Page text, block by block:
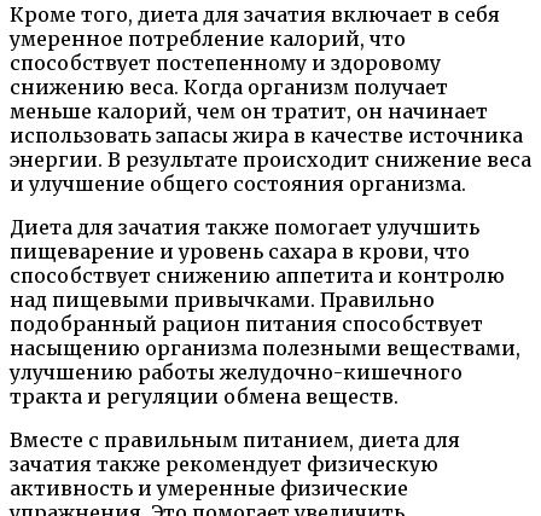
Кроме того, диета для зачатия включает в себя
умеренное потребление калорий, что
способствует постепенному и здоровому
снижению веса. Когда организм получает
меньше калорий, чем он тратит, он начинает
использовать запасы жира в качестве источника
энергии. В результате происходит снижение веса
и улучшение общего состояния организма.
Диета для зачатия также помогает улучшить
пищеварение и уровень сахара в крови, что
способствует снижению аппетита и контролю
над пищевыми привычками. Правильно
подобранный рацион питания способствует
насыщению организма полезными веществами,
улучшению работы желудочно-кишечного
тракта и регуляции обмена веществ.
Вместе с правильным питанием, диета для
зачатия также рекомендует физическую
активность и умеренные физические